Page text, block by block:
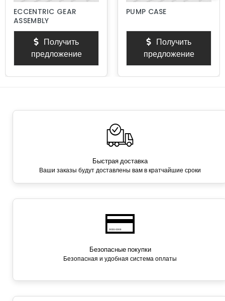
ECCENTRIC GEAR
ASSEMBLY
Получить
предложение
PUMP CASE
Получить
предложение
Быстрая доставка
Ваши заказы будут доставлены вам в кратчайшие сроки
Безопасные покупки
Безопасная и удобная система оплаты